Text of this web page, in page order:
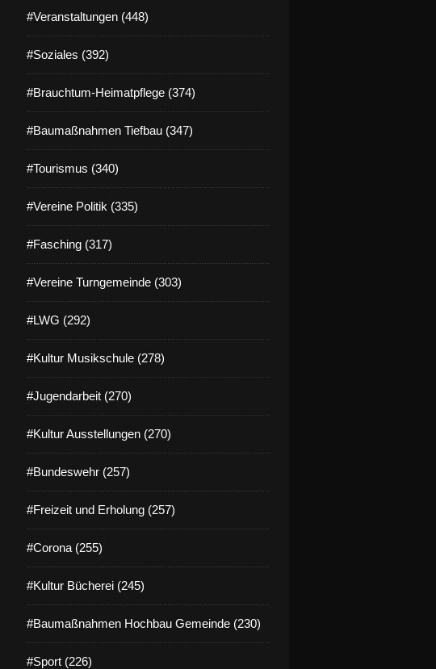
#Veranstaltungen (448)
#Soziales (392)
#Brauchtum-Heimatpflege (374)
#Baumaßnahmen Tiefbau (347)
#Tourismus (340)
#Vereine Politik (335)
#Fasching (317)
#Vereine Turngemeinde (303)
#LWG (292)
#Kultur Musikschule (278)
#Jugendarbeit (270)
#Kultur Ausstellungen (270)
#Bundeswehr (257)
#Freizeit und Erholung (257)
#Corona (255)
#Kultur Bücherei (245)
#Baumaßnahmen Hochbau Gemeinde (230)
#Sport (226)